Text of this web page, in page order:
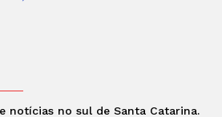
notícias no sul de Santa Catarina.